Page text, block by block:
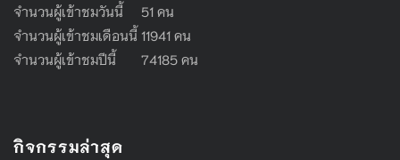
จำนวนผู้เข้าชมวันนี้ 51 คน
จำนวนผู้เข้าชมเดือนนี้ 11941 คน
จำนวนผู้เข้าชมปีนี้ 74185 คน
กิจกรรมล่าสุด